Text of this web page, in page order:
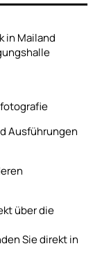
Ausführungen
über die
Sie direkt in